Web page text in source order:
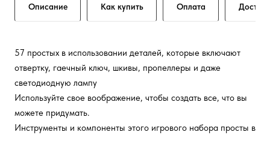
Описание Как купить Оплата
57 простых в использовании деталей, которые включают
отвертку, гаечный ключ, шкивы, пропеллеры и даже
светодиодную лампу
Используйте свое воображение, чтобы создать все, что вы
можете придумать.
Инструменты и компоненты этого игрового набора просты в